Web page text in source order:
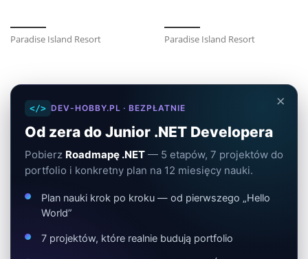
Paradise Island Resort Paradise Island Resort
×
</> DEV-HOBBY.PL · BEZPŁATNIE
Od zera do Junior .NET Developera
Pobierz Roadmapę .NET — 5 etapów, 7 projektów do
portfolio i konkretny plan na 12 miesięcy nauki.
Plan nauki krok po kroku — od pierwszego „Hello
World”
7 projektów, które realnie budują portfolio